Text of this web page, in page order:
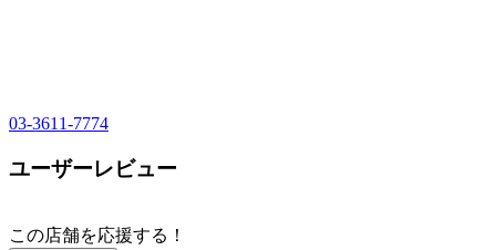
03-3611-7774
ユーザーレビュー
この店舗を応援する！